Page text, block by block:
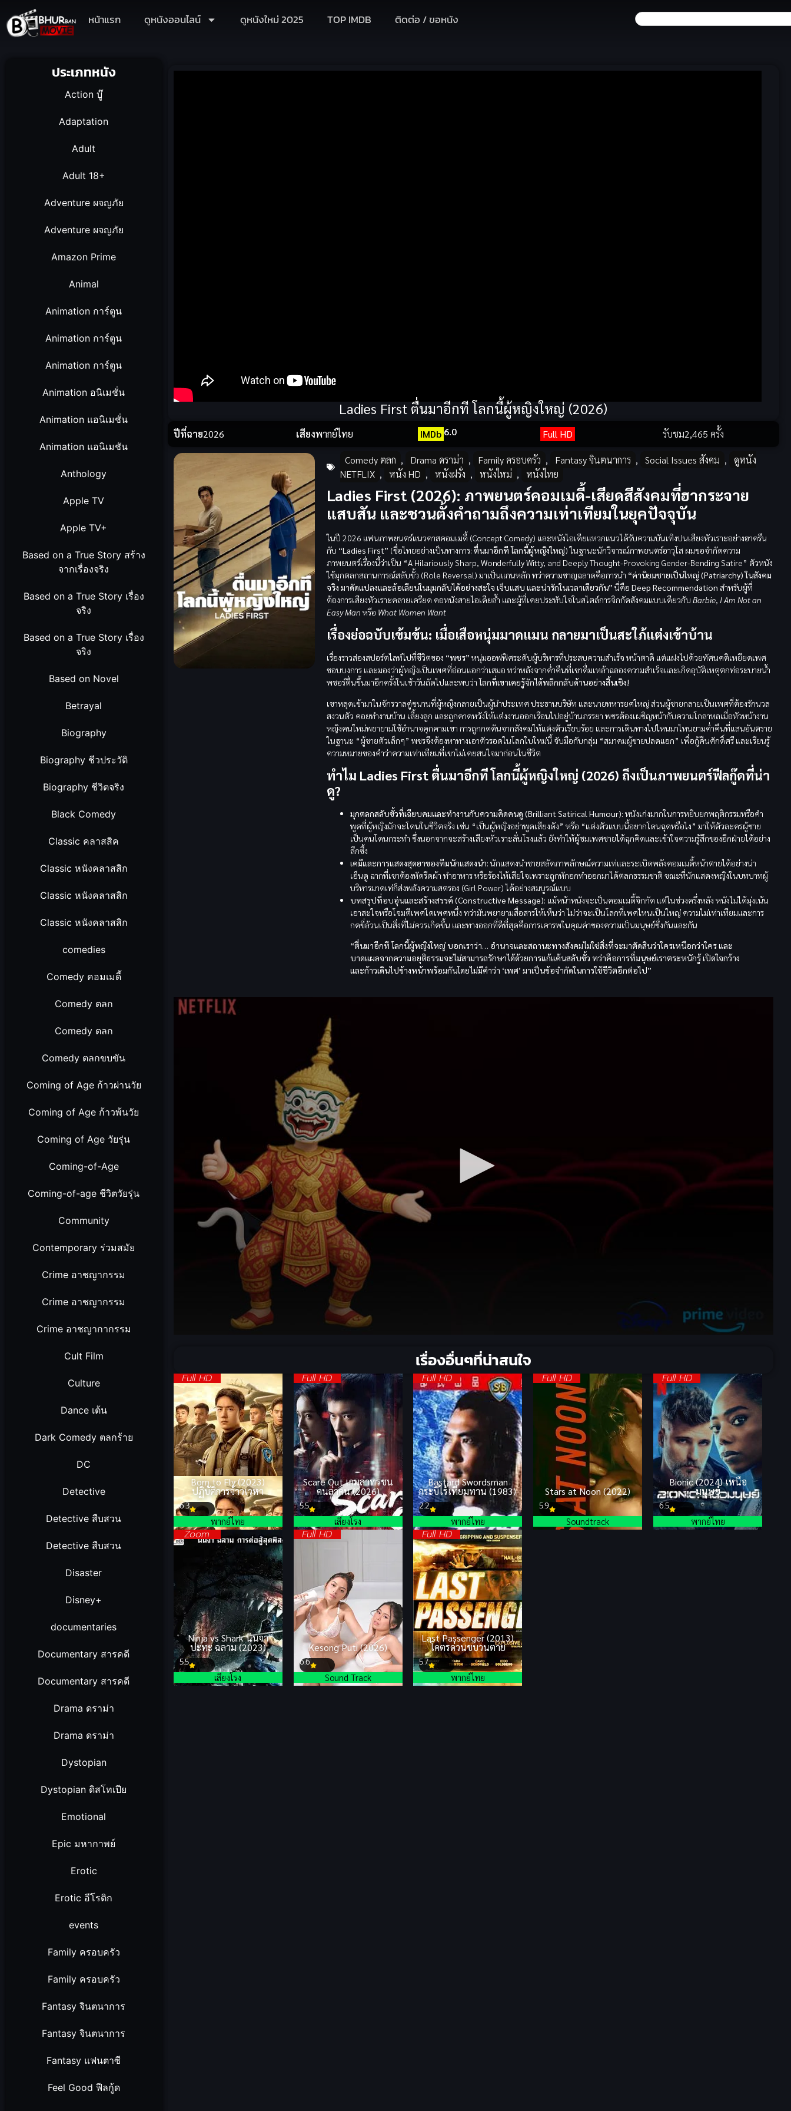
หน้าแรก ดูหนังออนไลน์ ดูหนังใหม่ 2025 TOP IMDB ติดต่อ / ขอหนัง
ประเภทหนัง
Action บู๊
Adaptation
Adult
Adult 18+
Adventure ผจญภัย
Adventure ผจญภัย
Amazon Prime
Animal
Animation การ์ตูน
Animation การ์ตูน
Animation การ์ตูน
Animation อนิเมชั่น
Animation แอนิเมชั่น
Animation แอนิเมชัน
Anthology
Apple TV
Apple TV+
Based on a True Story สร้าง
จากเรื่องจริง
Based on a True Story เรื่อง
จริง
Based on a True Story เรื่อง
จริง
Based on Novel
Betrayal
Biography
Biography ชีวประวัติ
Biography ชีวิตจริง
Black Comedy
Classic คลาสสิค
Classic หนังคลาสสิก
Classic หนังคลาสสิก
Classic หนังคลาสสิก
comedies
Comedy คอมเมดี้
Comedy ตลก
Comedy ตลก
Comedy ตลกขบขัน
Coming of Age ก้าวผ่านวัย
Coming of Age ก้าวพ้นวัย
Coming of Age วัยรุ่น
Coming-of-Age
Coming-of-age ชีวิตวัยรุ่น
Community
Contemporary ร่วมสมัย
Crime อาชญากรรม
Crime อาชญากรรม
Crime อาชญากากรรม
Cult Film
Culture
Dance เต้น
Dark Comedy ตลกร้าย
DC
Detective
Detective สืบสวน
Detective สืบสวน
Disaster
Disney+
documentaries
Documentary สารคดี
Documentary สารคดี
Drama ดราม่า
Drama ดราม่า
Dystopian
Dystopian ดิสโทเปีย
Emotional
Epic มหากาพย์
Erotic
Erotic อีโรติก
events
Family ครอบครัว
Family ครอบครัว
Fantasy จินตนาการ
Fantasy จินตนาการ
Fantasy แฟนตาซี
Feel Good ฟีลกู้ด
Ladies First ตื่นมาอีกที โลกนี้ผู้หญิงใหญ่ (2026)
ปีที่ฉาย2026 เสียงพากย์ไทย IMDb 6.0 Full HD รับชม2,465 ครั้ง
Comedy ตลก , Drama ดราม่า , Family ครอบครัว , Fantasy จินตนาการ , Social Issues สังคม ,
ดูหนัง
NETFLIX , หนัง HD , หนังฝรั่ง , หนังใหม่ , หนังไทย
Ladies First (2026): ภาพยนตร์คอมเมดี้-เสียดสีสังคมที่ฮากระจาย
แสบสัน และชวนตั้งคำถามถึงความเท่าเทียมในยุคปัจจุบัน
ในปี 2026 แฟนภาพยนตร์แนวคาสคอมเมดี้ (Concept Comedy) และหนังไอเดียแหวกแนวได้รับความบันเทิงปนเสียงหัวเราะอย่างฮาครืน
กับ “Ladies First” (ชื่อไทยอย่างเป็นทางการ: ตื่นมาอีกที โลกนี้ผู้หญิงใหญ่) ในฐานะนักวิจารณ์ภาพยนตร์อาวุโส ผมขอจำกัดความ
ภาพยนตร์เรื่องนี้ว่าเป็น “A Hilariously Sharp, Wonderfully Witty, and Deeply Thought-Provoking Gender-Bending Satire” ตัวหนัง
ใช้มุกตลกสถานการณ์สลับขั้ว (Role Reversal) มาเป็นแกนหลัก ทว่าความชาญฉลาดคือการนำ “ค่านิยมชายเป็นใหญ่ (Patriarchy) ในสังคม
จริง มาดัดแปลงและล้อเลียนในมุมกลับได้อย่างสะใจ เจ็บแสบ และน่ารักในเวลาเดียวกัน” นี่คือ Deep Recommendation สำหรับผู้ที่
ต้องการเสียงหัวเราะคลายเครียด คอหนังสายไอเดียล้ำ และผู้ที่เคยประทับใจในสไตล์การจิกกัดสังคมแบบเดียวกับ Barbie, I Am Not an
Easy Man หรือ What Women Want
เรื่องย่อฉบับเข้มข้น: เมื่อเสือหนุ่มมาดแมน กลายมาเป็นสะใภ้แต่งเข้าบ้าน
เรื่องราวส่องสปอร์ตไลท์ไปที่ชีวิตของ “พชร” หนุ่มออฟฟิศระดับผู้บริหารที่ประสบความสำเร็จ หน้าตาดี แต่แฝงไปด้วยทัศนคติเหยียดเพศ
ชอบบงการ และมองว่าผู้หญิงเป็นเพศที่อ่อนแอกว่าเสมอ ทว่าหลังจากค่ำคืนที่เขาดื่มเหล้าฉลองความสำเร็จและเกิดอุบัติเหตุตกท่อระบายน้ำ
พชอร์ตื่นขึ้นมาอีกครั้งในเช้าวันถัดไปและพบว่าโลกที่เขาเคยรู้จักได้พลิกกลับด้านอย่างสิ้นเชิง!
เขาหลุดเข้ามาในจักรวาลคู่ขนานที่ผู้หญิงกลายเป็นผู้นำประเทศ ประธานบริษัท และนายทหารยศใหญ่ ส่วนผู้ชายกลายเป็นเพศที่ต้องรักนวล
สงวนตัว คอยทำงานบ้าน เลี้ยงลูก และถูกคาดหวังให้แต่งงานออกเรือนไปอยู่บ้านภรรยา พชรต้องเผชิญหน้ากับความโกลาหลเมื่อหัวหน้างาน
หญิงคนใหม่พยายามใช้อำนาจคุกคามเขา การถูกกดดันจากสังคมให้แต่งตัวเรียบร้อย และการเดินทางไปไหนมาไหนยามค่ำคืนที่แสนอันตราย
ในฐานะ “ผู้ชายตัวเล็กๆ” พชรจึงต้องหาทางเอาตัวรอดในโลกใบใหม่นี้ จับมือกับกลุ่ม “สมาคมผู้ชายปลดแอก” เพื่อกู้คืนศักดิ์ศรี และเรียนรู้
ความหมายของคำว่าความเท่าเทียมที่เขาไม่เคยสนใจมาก่อนในชีวิต
ทำไม Ladies First ตื่นมาอีกที โลกนี้ผู้หญิงใหญ่ (2026) ถึงเป็นภาพยนตร์ฟีลกู๊ดที่น่า
ดู?
มุกตลกสลับขั้วที่เฉียบคมและทำงานกับความคิดคนดู (Brilliant Satirical Humour): หนังเก่งมากในการหยิบยกพฤติกรรมหรือคำ
พูดที่ผู้หญิงมักจะโดนในชีวิตจริง เช่น “เป็นผู้หญิงอย่าพูดเสียงดัง” หรือ “แต่งตัวแบบนี้อยากโดนฉุดหรือไง” มาให้ตัวละครผู้ชาย
เป็นคนโดนกระทำ ซึ่งนอกจากจะสร้างเสียงหัวเราะลั่นโรงแล้ว ยังทำให้ผู้ชมเพศชายได้ฉุกคิดและเข้าใจความรู้สึกของอีกฝ่ายได้อย่าง
ลึกซึ้ง
เคมีและการแสดงสุดฮาของทีมนักแสดงนำ: นักแสดงนำชายสลัดภาพลักษณ์ความเท่และระเบิดพลังคอมเมดี้หน้าตายได้อย่างน่า
เอ็นดู ฉากที่เขาต้องหัดรีดผ้า ทำอาหาร หรือร้องไห้เสียใจเพราะถูกหักอกทำออกมาได้ตลกธรรมชาติ ขณะที่นักแสดงหญิงในบทบาทผู้
บริหารมาดเท่ก็ส่งพลังความสตรอง (Girl Power) ได้อย่างสมบูรณ์แบบ
บทสรุปที่อบอุ่นและสร้างสรรค์ (Constructive Message): แม้หน้าหนังจะเป็นคอมเมดี้จิกกัด แต่ในช่วงครึ่งหลัง หนังไม่ได้มุ่งเน้น
เอาสะใจหรือโจมตีเพศใดเพศหนึ่ง ทว่ามันพยายามสื่อสารให้เห็นว่า ไม่ว่าจะเป็นโลกที่เพศไหนเป็นใหญ่ ความไม่เท่าเทียมและการ
กดขี่ล้วนเป็นสิ่งที่ไม่ควรเกิดขึ้น และทางออกที่ดีที่สุดคือการเคารพในคุณค่าของความเป็นมนุษย์ซึ่งกันและกัน
“ตื่นมาอีกที โลกนี้ผู้หญิงใหญ่ บอกเราว่า… อำนาจและสถานะทางสังคมไม่ใช่สิ่งที่จะมาตัดสินว่าใครเหนือกว่าใคร และ
บาดแผลจากความอยุติธรรมจะไม่สามารถรักษาได้ด้วยการแก้แค้นสลับขั้ว ทว่าคือการที่มนุษย์เราตระหนักรู้ เปิดใจกว้าง
และก้าวเดินไปข้างหน้าพร้อมกันโดยไม่มีคำว่า ‘เพศ’ มาเป็นข้อจำกัดในการใช้ชีวิตอีกต่อไป”
เรื่องอื่นๆที่น่าสนใจ
Full HD
Born to Fly (2023)
ปฏิบัติการจ้าวเวหา
6.3
พากย์ไทย
Full HD
Scare Out เกมล่าทรชน
คนล่าคน (2026)
5.5
เสียงโรง
Full HD
Bastard Swordsman
กระบี่ไร้เทียมทาน (1983)
2.2
พากย์ไทย
Full HD
Stars at Noon (2022)
5.9
Soundtrack
Full HD
Bionic (2024) เหนือ
มนุษย์
6.5
พากย์ไทย
Zoom
Ninja vs Shark นินจา
ปะทะ ฉลาม (2023)
5.5
เสียงโรง
Full HD
Kesong Puti (2026)
6.6
Sound Track
Full HD
Last Passenger (2013)
โคตรด่วนขบวนตาย
5.7
พากย์ไทย